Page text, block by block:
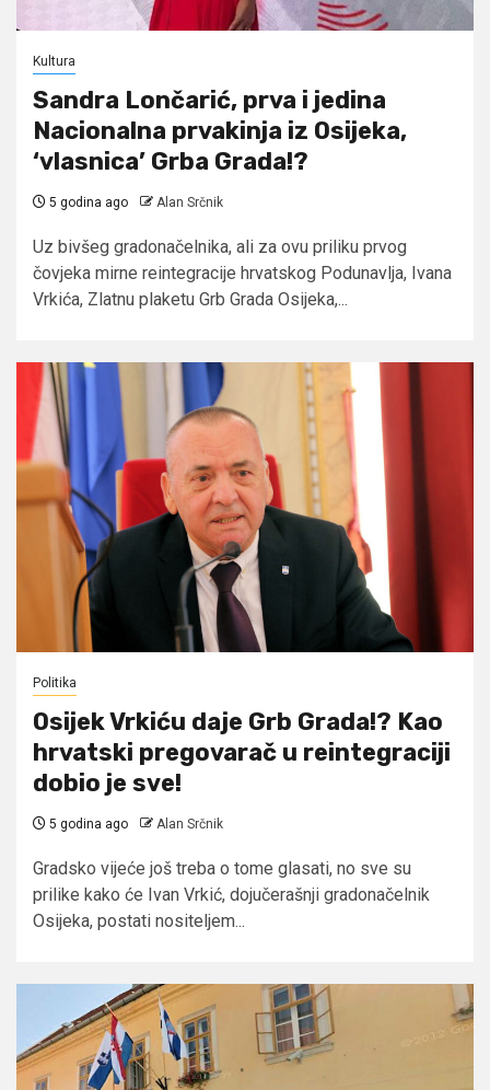
Kultura
Sandra Lončarić, prva i jedina
Nacionalna prvakinja iz Osijeka,
‘vlasnica’ Grba Grada!?
5 godina ago Alan Srčnik
Uz bivšeg gradonačelnika, ali za ovu priliku prvog
čovjeka mirne reintegracije hrvatskog Podunavlja, Ivana
Vrkića, Zlatnu plaketu Grb Grada Osijeka,...
Politika
Osijek Vrkiću daje Grb Grada!? Kao
hrvatski pregovarač u reintegraciji
dobio je sve!
5 godina ago Alan Srčnik
Gradsko vijeće još treba o tome glasati, no sve su
prilike kako će Ivan Vrkić, dojučerašnji gradonačelnik
Osijeka, postati nositeljem...